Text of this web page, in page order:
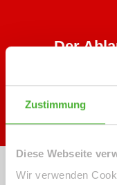
Zustimmung
Diese Webseite
Wir verwenden
Der
Online-